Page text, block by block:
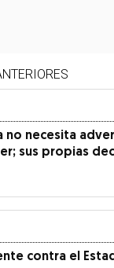
no necesita
sus propias
contra el